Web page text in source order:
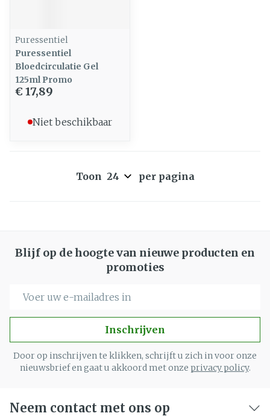
Puressentiel
Puressentiel
Bloedcirculatie Gel
125ml Promo
€ 17,89
Niet beschikbaar
Toon per pagina
Blijf op de hoogte van nieuwe producten en
promoties
Inschrijven
Door op inschrijven te klikken, schrijft u zich in voor onze
nieuwsbrief en gaat u akkoord met onze privacy policy.
Neem contact met ons op